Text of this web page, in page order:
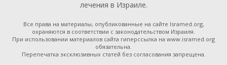
лечения в Израиле.
Все права на материалы, опубликованные на сайте Isramed.org,
охраняются в соответствии с законодательством Израиля.
При использовании материалов сайта гиперссылка на www.isramed.org
обязательна.
Перепечатка эксклюзивных статей без согласования запрещена.